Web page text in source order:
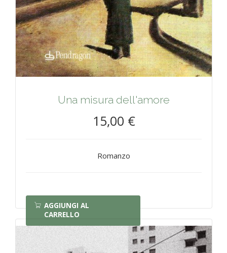
Una misura dell'amore
15,00 €
Romanzo
AGGIUNGI AL
CARRELLO